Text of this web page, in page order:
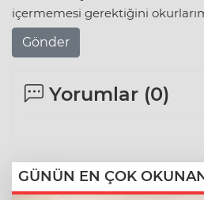
içermemesi gerektiğini
Gönder
Yorumlar (0)
GÜNÜN EN ÇOK